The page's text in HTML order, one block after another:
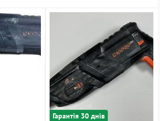
Гарантiя 30 днiв